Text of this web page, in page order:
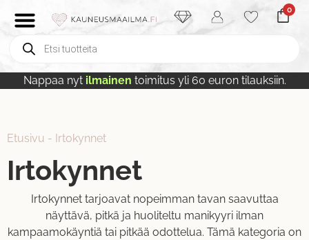
0
Nappaa nyt ilmainen toimitus yli 60 euron tilauksiin.
Etusivu - Irtokynnet
Irtokynnet
Irtokynnet tarjoavat nopeimman tavan saavuttaa
näyttävä, pitkä ja huoliteltu manikyyri ilman
kampaamokäyntiä tai pitkää odottelua. Tämä kategoria on